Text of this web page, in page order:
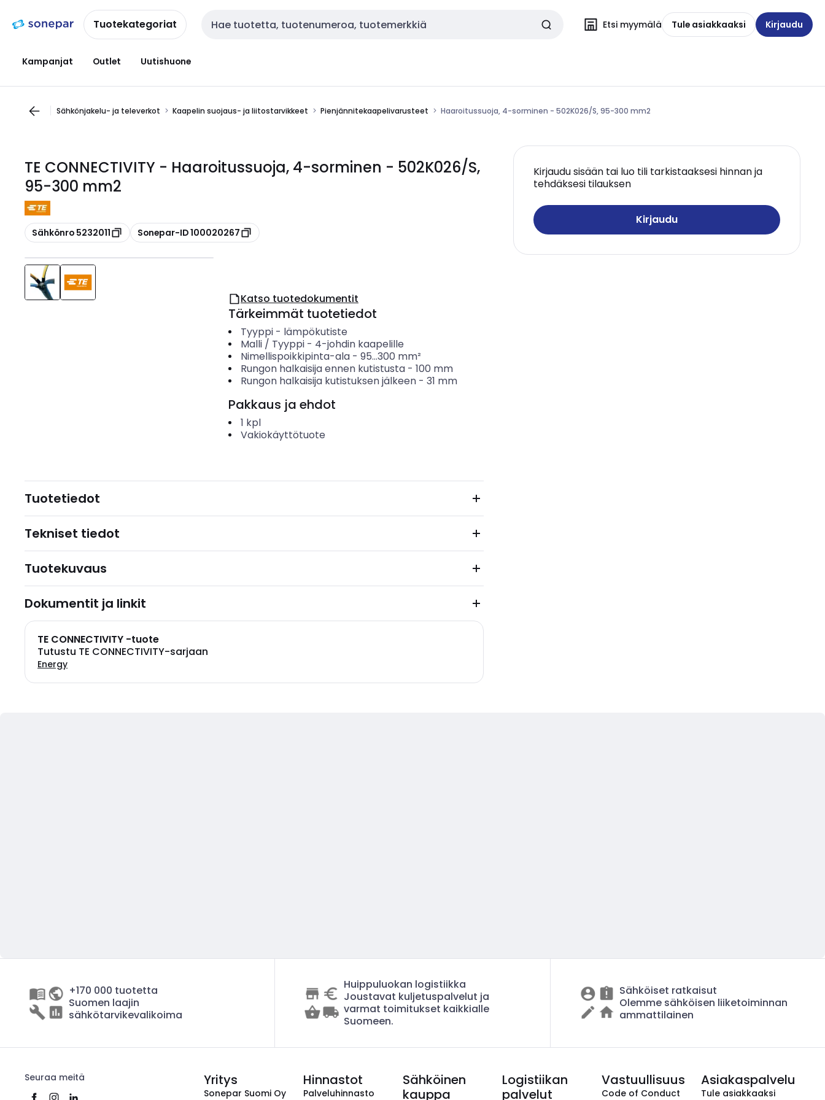
navigointiinsisältöönTuotekategoriat Haku Etsi myymälä Tule asiakkaaksi Kirjaudu
Kampanjat Outlet Uutishuone
Sähkönjakelu- ja televerkot Kaapelin suojaus- ja liitostarvikkeet Pienjännitekaapelivarusteet Haaroitussuoja, 4-sorminen - 502K026/S, 95-300 mm2
TE CONNECTIVITY - Haaroitussuoja, 4-sorminen - 502K026/S,
95-300 mm2
Kopioi
Sähkönro 5232011 Kopioi
Sonepar-ID 100020267
Kirjaudu sisään tai luo tili tarkistaaksesi hinnan ja
tehdäksesi tilauksen
Kirjaudu
Katso tuotedokumentit
Tärkeimmät tuotetiedot
Tyyppi- lämpökutiste
Malli / Tyyppi- 4-johdin kaapelille
Nimellispoikkipinta-ala- 95...300 mm²
Rungon halkaisija ennen kutistusta- 100 mm
Rungon halkaisija kutistuksen jälkeen- 31 mm
Pakkaus ja ehdot
1 kpl
Vakiokäyttötuote
Tuotetiedot
Tekniset tiedot
Tuotekuvaus
Dokumentit ja linkit
TE CONNECTIVITY -tuote
Tutustu TE CONNECTIVITY-sarjaan
Energy
+170 000 tuotetta
Suomen laajin
sähkötarvikevalikoima
Huippuluokan logistiikka
Joustavat kuljetuspalvelut ja
varmat toimitukset kaikkialle
Suomeen.
Sähköiset ratkaisut
Olemme sähköisen liiketoiminnan
ammattilainen
Seuraa meitä Yritys
Sonepar Suomi Oy
Hinnastot
Palveluhinnasto
Sähköinen
kauppa
Logistiikan
palvelut
Vastuullisuus
Code of Conduct
Asiakaspalvelu
Tule asiakkaaksi